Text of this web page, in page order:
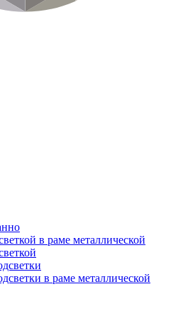
в раме металлической
в раме металлической